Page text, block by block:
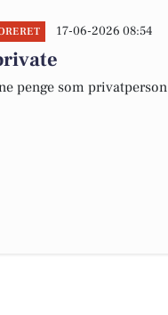
17-06-2026 08:54
penge som privatperson